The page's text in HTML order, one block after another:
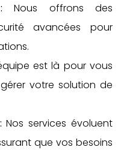
Nous offrons des
avancées pour
est là pour vous
votre solution de
Nos services évoluent
que vos besoins